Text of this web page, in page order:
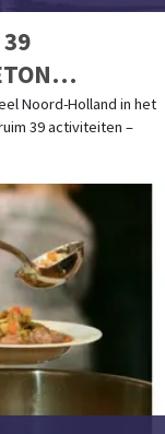
Noord-Holland in het
39 activiteiten –